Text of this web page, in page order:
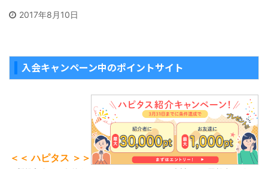
2017年8月10日
入会キャンペーン中のポイントサイト
＜＜ ハピタス ＞＞